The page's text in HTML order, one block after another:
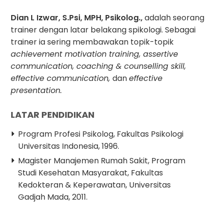
Dian L Izwar, S.Psi, MPH, Psikolog.,adalah seorang
trainer dengan latar belakang spikologi. Sebagai
trainer ia sering membawakan topik-topik
achievement motivation training, assertive
communication, coaching & counselling skill,
effective communication,daneffective
presentation.
LATAR PENDIDIKAN
Program Profesi Psikolog, Fakultas Psikologi
Universitas Indonesia, 1996.
Magister Manajemen Rumah Sakit, Program
Studi Kesehatan Masyarakat, Fakultas
Kedokteran & Keperawatan, Universitas
Gadjah Mada, 2011.